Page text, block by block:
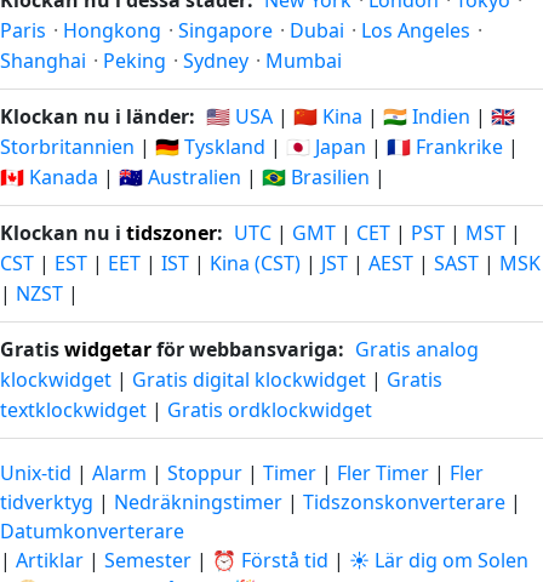
Paris · Hongkong · Singapore · Dubai · Los Angeles ·
Shanghai · Peking · Sydney · Mumbai
Klockan nu i länder: 🇺🇸 USA | 🇨🇳 Kina | 🇮🇳 Indien | 🇬🇧
Storbritannien | 🇩🇪 Tyskland | 🇯🇵 Japan | 🇫🇷 Frankrike |
🇨🇦 Kanada | 🇦🇺 Australien | 🇧🇷 Brasilien |
Klockan nu i tidszoner: UTC | GMT | CET | PST | MST |
CST | EST | EET | IST | Kina (CST) | JST | AEST | SAST | MSK
| NZST |
Gratiswidgetarför webbansvariga: Gratis analog
klockwidget | Gratis digital klockwidget | Gratis
textklockwidget | Gratis ordklockwidget
Unix-tid | Alarm | Stoppur | Timer | Fler Timer | Fler
tidverktyg | Nedräkningstimer | Tidszonskonverterare |
Datumkonverterare
| Artiklar | Semester | ⏰ Förstå tid | ☀️ Lär dig om Solen